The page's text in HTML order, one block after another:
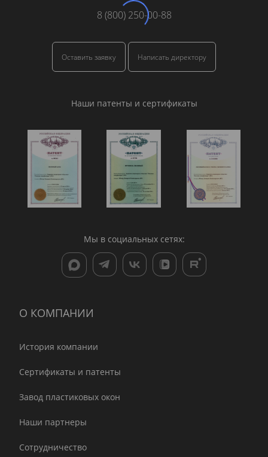
8 (800) 250-00-88
Оставить заявку Написать директору
Наши патенты и сертификаты
Мы в социальных сетях:
О КОМПАНИИ
История компании
Сертификаты и патенты
Завод пластиковых окон
Наши партнеры
Сотрудничество